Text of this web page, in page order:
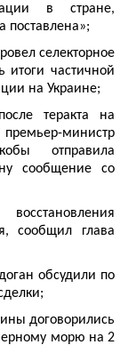
в стране,
поставлена»;
селекторное
итоги частичной
на Украине;
теракта на
министр
отправила
сообщение со
сообщил глава
обсудили по
договорились
морю на 2